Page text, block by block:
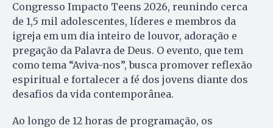
Congresso Impacto Teens 2026, reunindo cerca
de 1,5 mil adolescentes, líderes e membros da
igreja em um dia inteiro de louvor, adoração e
pregação da Palavra de Deus. O evento, que tem
como tema “Aviva-nos”, busca promover reflexão
espiritual e fortalecer a fé dos jovens diante dos
desafios da vida contemporânea.
Ao longo de 12 horas de programação, os